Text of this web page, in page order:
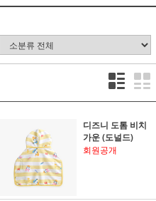
디즈니 도톰 비치
가운 (도널드)
회원공개